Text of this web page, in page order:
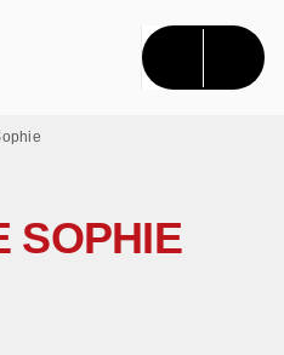
CONTENU
SOPHIE